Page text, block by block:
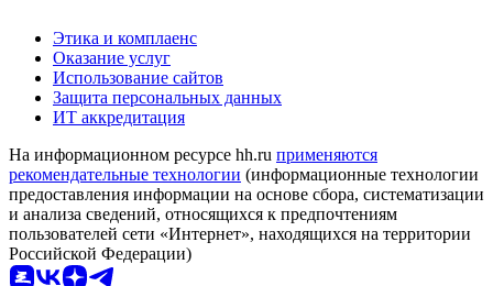
Этика и комплаенс
Оказание услуг
Использование сайтов
Защита персональных данных
ИТ аккредитация
На информационном ресурсе hh.ru применяются
рекомендательные технологии (информационные технологии
предоставления информации на основе сбора, систематизации
и анализа сведений, относящихся к предпочтениям
пользователей сети «Интернет», находящихся на территории
Российской Федерации)